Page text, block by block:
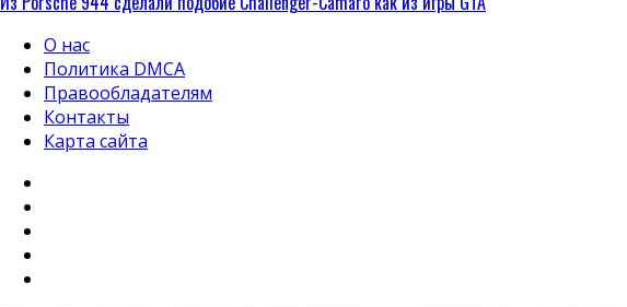
О нас
Политика DMCA
Правообладателям
Контакты
Карта сайта